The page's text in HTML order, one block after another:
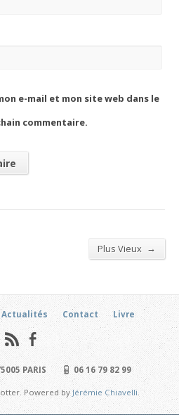
e-mail et mon site web dans le
commentaire.
Plus Vieux →
Actualités Contact Livre
PARIS 06 16 79 82 99
Powered by Jérémie Chiavelli